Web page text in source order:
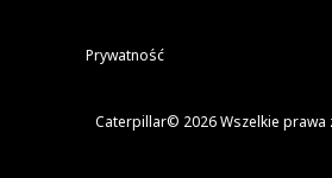
Prywatność
Caterpillar© 2026 Wszelkie prawa